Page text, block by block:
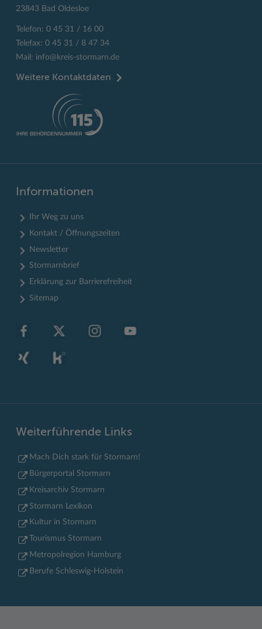
23843 Bad Oldesloe
Telefon: 0 45 31 / 16 00
Telefax: 0 45 31 / 8 47 34
Mail: info@kreis-stormarn.de
Weitere Kontaktdaten
Informationen
Ihr Weg zu uns
Kontakt / Öffnungszeiten
Newsletter
Stormarnbrief
Erklärung zur Barrierefreiheit
Sitemap
Weiterführende Links
Mach Dich stark für Stormarn!
Bürgerportal Stormarn
Kreisarchiv Stormarn
Stormarn Lexikon
Kultur in Stormarn
Tourismus Stormarn
Metropolregion Hamburg
Berufe Schleswig-Holstein